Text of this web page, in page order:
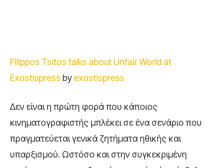
Filippos Tsitos talks about Unfair World at
Exostispress by exostispress
Δεν είναι η πρώτη φορά που κάποιος
κινηματογραφιστής μπλέκει σε ένα σενάριο που
πραγματεύεται γενικά ζητήματα ηθικής και
υπαρξισμού. Ωστόσο και στην συγκεκριμένη